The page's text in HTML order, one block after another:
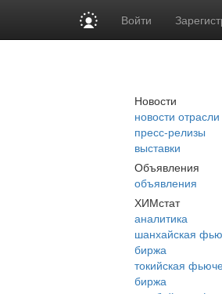
Войти
Новости
новости отрасли
пресс-релизы
выставки
Объявления
объявления
ХИМстат
аналитика
шанхайская
биржа
токийская
биржа